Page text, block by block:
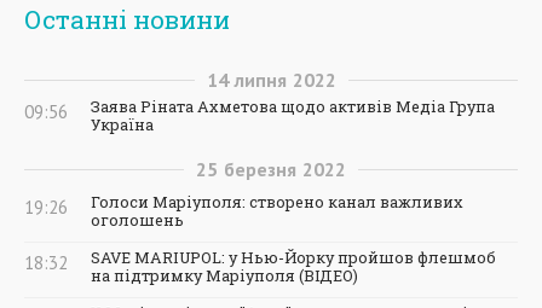
Останні новини
14 липня 2022
09:56
Заява Ріната Ахметова щодо активів Медіа Група
Україна
25 березня 2022
19:26
Голоси Маріуполя: створено канал важливих
оголошень
18:32
SAVE MARIUPOL: у Нью-Йорку пройшов флешмоб
на підтримку Маріуполя (ВІДЕО)